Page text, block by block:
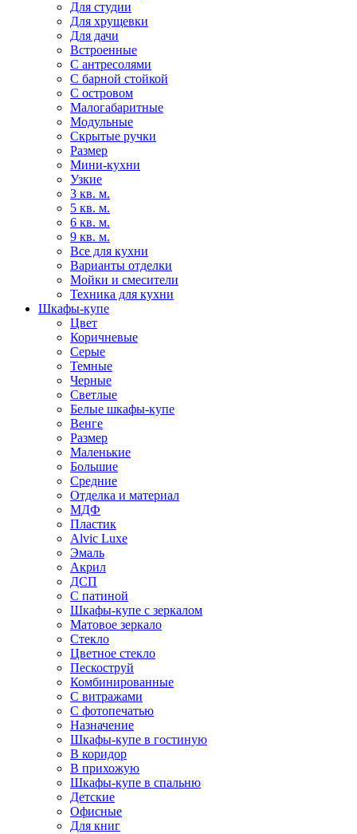
Для студии
Для хрущевки
Для дачи
Встроенные
С антресолями
С барной стойкой
С островом
Малогабаритные
Модульные
Скрытые ручки
Размер
Мини-кухни
Узкие
3 кв. м.
5 кв. м.
6 кв. м.
9 кв. м.
Все для кухни
Варианты отделки
Мойки и смесители
Техника для кухни
Шкафы-купе
Цвет
Коричневые
Серые
Темные
Черные
Светлые
Белые шкафы-купе
Венге
Размер
Маленькие
Большие
Средние
Отделка и материал
МДФ
Пластик
Alvic Luxe
Эмаль
Акрил
ДСП
С патиной
Шкафы-купе с зеркалом
Матовое зеркало
Стекло
Цветное стекло
Пескоструй
Комбинированные
С витражами
С фотопечатью
Назначение
Шкафы-купе в гостиную
В коридор
В прихожую
Шкафы-купе в спальню
Детские
Офисные
Для книг